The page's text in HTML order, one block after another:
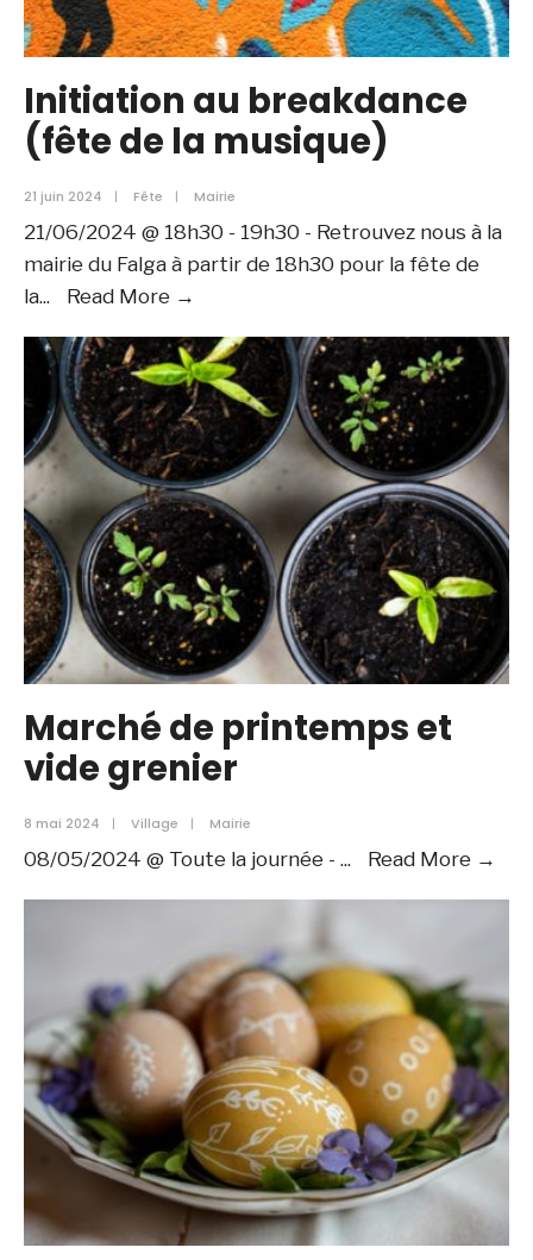
Initiation au breakdance
(fête de la musique)
21 juin 2024 | Fête | Mairie
21/06/2024 @ 18h30 - 19h30 - Retrouvez nous à la
mairie du Falga à partir de 18h30 pour la fête de
la... Read More →
breakdance
(fête
de
la
musique)
Marché de printemps et
vide grenier
8 mai 2024 | Village | Mairie
08/05/2024 @ Toute la journée - ... Read More →